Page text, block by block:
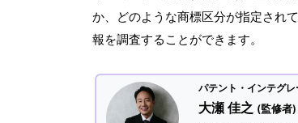
か、どのような商標区分が指定され
報を調査することができます。
パテント・インテグ
大瀬 佳之 (監修者)